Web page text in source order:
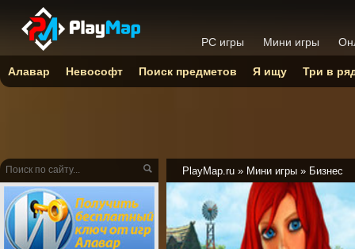
PlayMap.ru » Мини игры » Бизнес
PC игры Мини игры
Алавар Невософт Поиск предметов Я ищу Три в